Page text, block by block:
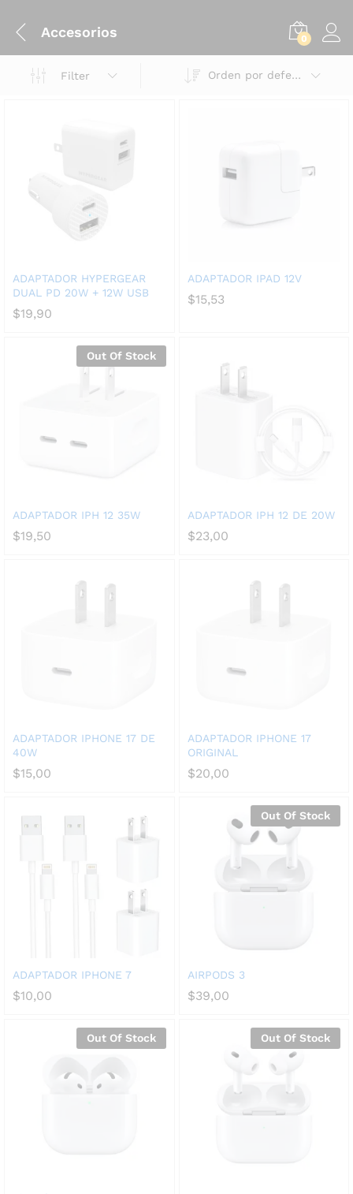
Accesorios 0
Filter Orden por defecto
ADAPTADOR HYPERGEAR
DUAL PD 20W + 12W USB
$19,90
ADAPTADOR IPAD 12V
$15,53
Out Of Stock
ADAPTADOR IPH 12 35W
$19,50
ADAPTADOR IPH 12 DE 20W
$23,00
ADAPTADOR IPHONE 17 DE
40W
$15,00
ADAPTADOR IPHONE 17
ORIGINAL
$20,00
ADAPTADOR IPHONE 7
$10,00
Out Of Stock
AIRPODS 3
$39,00
Out Of Stock Out Of Stock